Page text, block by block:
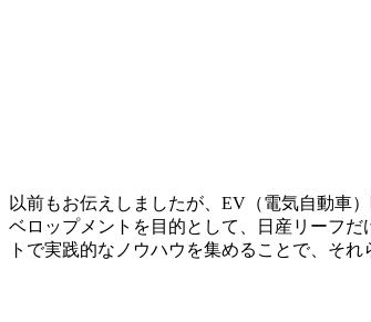
以前もお伝えしましたが、EV（電気自動車
ベロップメントを目的として、日産リーフ
トで実践的なノウハウを集めることで、そ